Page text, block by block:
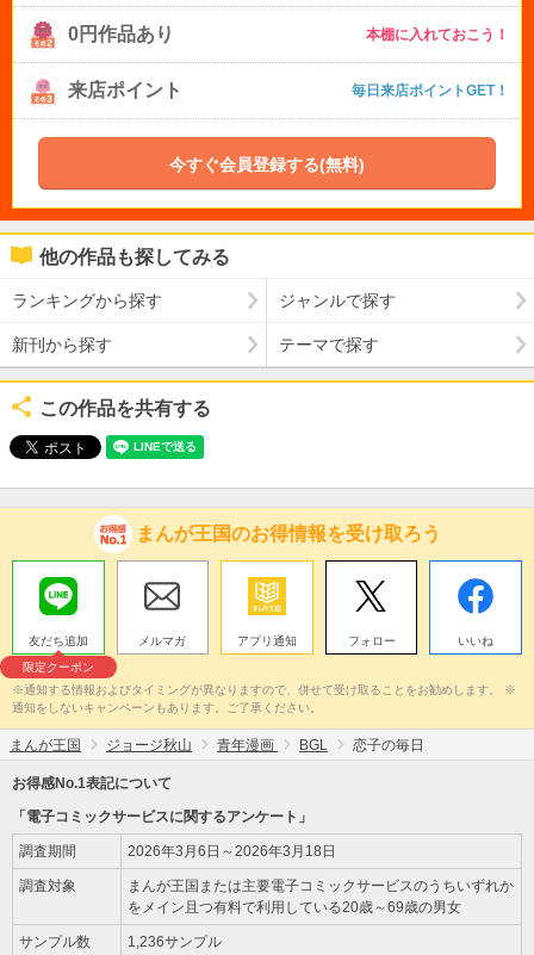
0円作品あり 本棚に入れておこう！
来店ポイント 毎日来店ポイントGET！
今すぐ会員登録する(無料)
他の作品も探してみる
ランキングから探す ジャンルで探す
新刊から探す テーマで探す
この作品を共有する
まんが王国のお得情報を受け取ろう
友だち追加
限定クーポン
メルマガ アプリ通知 フォロー いいね
※通知する情報およびタイミングが異なりますので、併せて受け取ることをお勧めします。 ※
通知をしないキャンペーンもあります。ご了承ください。
まんが王国 ジョージ秋山 青年漫画 BGL 恋子の毎日
お得感No.1表記について
「電子コミックサービスに関するアンケート」
調査期間 2026年3月6日～2026年3月18日
調査対象
まんが王国または主要電子コミックサービスのうちいずれか
をメイン且つ有料で利用している20歳～69歳の男女
サンプル数 1,236サンプル